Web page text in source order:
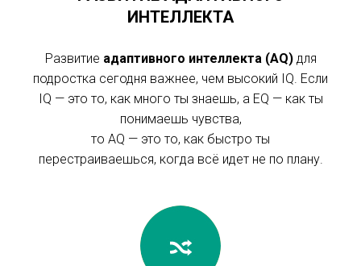
ИНТЕЛЛЕКТА
Развитие адаптивного интеллекта (AQ) для
подростка сегодня важнее, чем высокий IQ. Если
IQ — это то, как много ты знаешь, а EQ — как ты
понимаешь чувства,
то AQ — это то, как быстро ты
перестраиваешься, когда всё идет не по плану.